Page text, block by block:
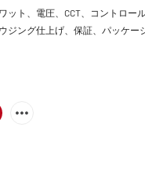
ワット、電圧、CCT、コントロー
ウジング仕上げ、保証、パッケー